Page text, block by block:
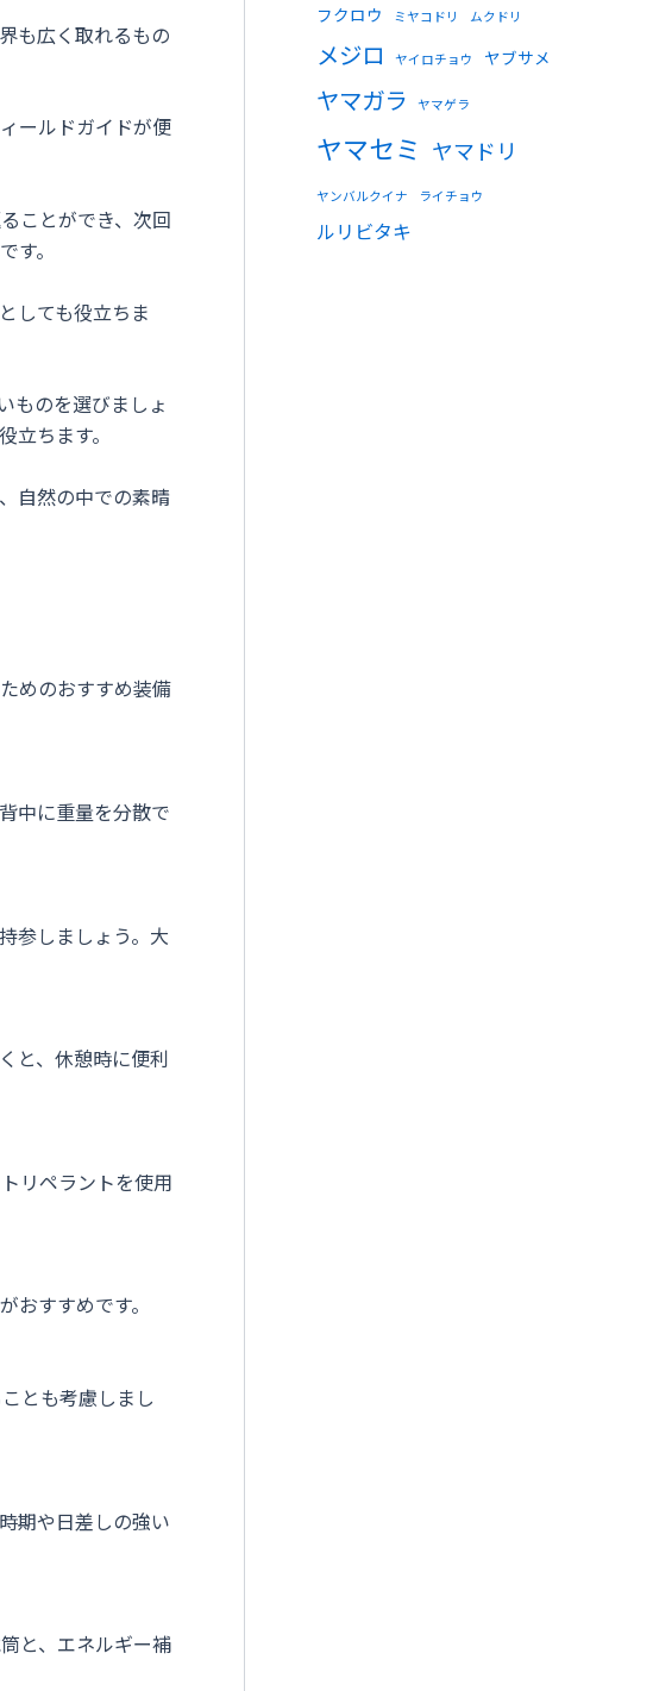
も広く取れるもの
ールドガイドが便
ことができ、次回
す。
しても役立ちま
ものを選びましょ
ちます。
自然の中での素晴
めのおすすめ装備
中に重量を分散で
参しましょう。大
と、休憩時に便利
リペラントを使用
すすめです。
とも考慮しまし
期や日差しの強い
と、エネルギー補
フクロウ
ミヤコドリ ムクドリ
メジロ ヤイロチョウ ヤブサメ
ヤマガラ ヤマゲラ
ヤマセミ ヤマドリ
ヤンバルクイナ ライチョウ
ルリビタキ